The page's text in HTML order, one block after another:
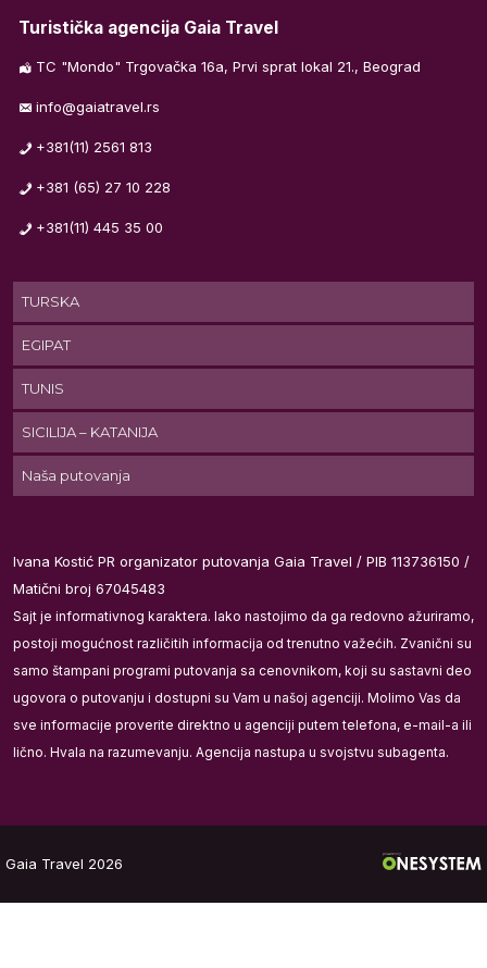
Turistička agencija Gaia Travel
TC "Mondo" Trgovačka 16a, Prvi sprat lokal 21., Beograd
info@gaiatravel.rs
+381(11) 2561 813
+381 (65) 27 10 228
+381(11) 445 35 00
TURSKA
EGIPAT
TUNIS
SICILIJA – KATANIJA
Naša putovanja
Ivana Kostić PR organizator putovanja Gaia Travel / PIB 113736150 /
Matični broj 67045483
Sajt je informativnog karaktera. Iako nastojimo da ga redovno ažuriramo,
postoji mogućnost različitih informacija od trenutno važećih. Zvanični su
samo štampani programi putovanja sa cenovnikom, koji su sastavni deo
ugovora o putovanju i dostupni su Vam u našoj agenciji. Molimo Vas da
sve informacije proverite direktno u agenciji putem telefona, e-mail-a ili
lično. Hvala na razumevanju. Agencija nastupa u svojstvu subagenta.
Gaia Travel 2026